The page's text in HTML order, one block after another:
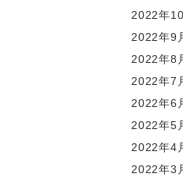
2022年10
2022年9
2022年8
2022年7
2022年6
2022年5
2022年4
2022年3